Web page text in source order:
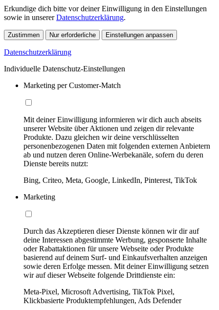
Erkundige dich bitte vor deiner Einwilligung in den Einstellungen
sowie in unsererDatenschutzerklärung.
Zustimmen Nur erforderliche Einstellungen anpassen
Datenschutzerklärung
Individuelle Datenschutz-Einstellungen
Marketing per Customer-Match
Mit deiner Einwilligung informieren wir dich auch abseits
unserer Website über Aktionen und zeigen dir relevante
Produkte. Dazu gleichen wir deine verschlüsselten
personenbezogenen Daten mit folgenden externen Anbietern
ab und nutzen deren Online-Werbekanäle, sofern du deren
Dienste bereits nutzt:
Bing, Criteo, Meta, Google, LinkedIn, Pinterest, TikTok
Marketing
Durch das Akzeptieren dieser Dienste können wir dir auf
deine Interessen abgestimmte Werbung, gesponserte Inhalte
oder Rabattaktionen für unsere Webseite oder Produkte
basierend auf deinem Surf- und Einkaufsverhalten anzeigen
sowie deren Erfolge messen. Mit deiner Einwilligung setzen
wir auf dieser Webseite folgende Drittdienste ein:
Meta-Pixel, Microsoft Advertising, TikTok Pixel,
Klickbasierte Produktempfehlungen, Ads Defender